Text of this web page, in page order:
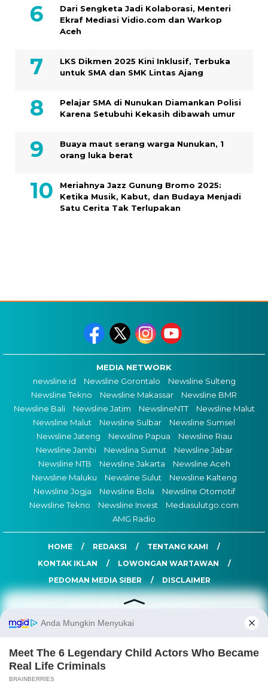
Dari Sengketa Jadi Kolaborasi, Menteri
Ekraf Mediasi Vidio.com dan Warkop
Aceh
LKS Dikmen 2025 Kini Inklusif, Terbuka
untuk SMA dan SMK Lintas Ajang
Pelajar SMA di Nunukan Diamankan Polisi
Karena Setubuhi Kekasih dibawah umur
Buaya maut serang warga Nunukan, 1
orang luka berat
Meriahnya Jazz Gunung Bromo 2025:
Ketika Musik, Kabut, dan Budaya Menjadi
Satu Cerita Tak Terlupakan
MEDIA NETWORK
newsline.id
Newsline Gorontalo
Newsline Sulteng
Newsline Tekno
Newsline Makassar
Newsline BMR
Newsline Bali
Newsline Jatim NewslineNTT
Newsline Malut
Newsline Malut
Newsline Sulbar
Newsline Sumsel
Newsline Jateng
Newsline Papua
Newsline Riau
Newsline Jambi
Newslina Sumut
Newsline Jabar
Newsline NTB
Newsline Jakarta
Newsline Aceh
Newsline Maluku
Newsline Sulut
Newsline Kalteng
Newsline Jogja
Newsline Bola
Newsline Otomotif
Newsline Tekno
Newsline Invest
Mediasulutgo.com
AMG Radio
HOME REDAKSI
TENTANG KAMI
KONTAK IKLAN
LOWONGAN WARTAWAN
PEDOMAN MEDIA SIBER
DISCLAIMER
KALTARA.NEWSLINE.ID © COPYRIGHT 2024